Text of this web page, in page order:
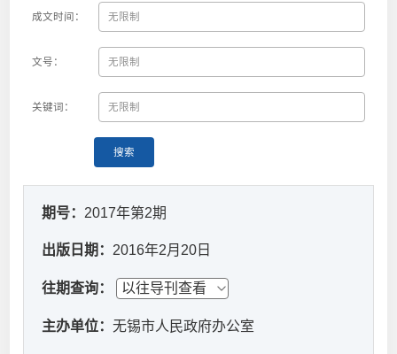
成文时间：
文号：
关键词：
搜索
期号： 2017年第2期
出版日期： 2016年2月20日
往期查询：
主办单位：无锡市人民政府办公室